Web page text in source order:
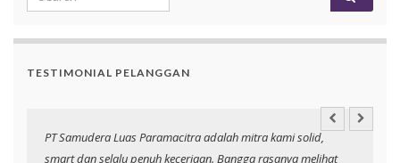
TESTIMONIAL PELANGGAN
PT Samudera Luas Paramacitra adalah mitra kami solid,
smart dan selalu penuh keceriaan. Bangga rasanya melihat